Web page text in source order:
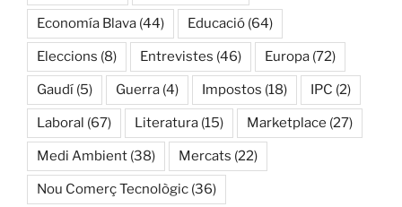
Economía Blava (44) Educació (64)
Eleccions (8) Entrevistes (46) Europa (72)
Gaudí (5) Guerra (4) Impostos (18) IPC (2)
Laboral (67) Literatura (15) Marketplace (27)
Medi Ambient (38) Mercats (22)
Nou Comerç Tecnològic (36)